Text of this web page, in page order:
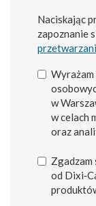
Naciskając
zapoznanie
Wyrażam
w
w celach
oraz
od